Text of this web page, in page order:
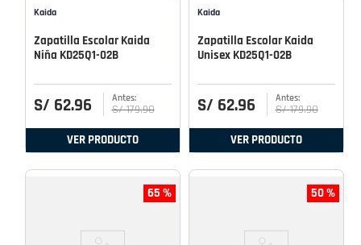
Kaida
Zapatilla Escolar Kaida
Niña KD25Q1-02B
S/ 62.96 S/ 179.90
VER PRODUCTO
Kaida
Zapatilla Escolar Kaida
Unisex KD25Q1-02B
S/ 62.96 S/ 179.90
VER PRODUCTO
65 % 50 %